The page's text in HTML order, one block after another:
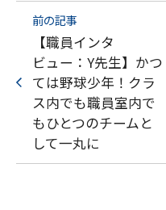
前の記事
【職員インタ
ビュー：Y先生】かつ
ては野球少年！クラ
ス内でも職員室内で
もひとつのチームと
して一丸に